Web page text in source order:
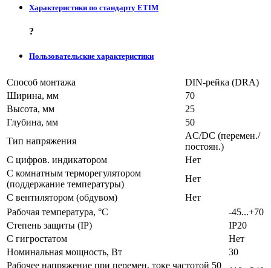
Характеристики по стандарту ETIM
?
Пользовательские характеристики
Способ монтажа
DIN-рейка (DRA)
Ширина, мм
70
Высота, мм
25
Глубина, мм
50
Тип напряжения
AC/DC (перемен./
постоян.)
С цифров. индикатором
Нет
С комнатным терморегулятором
(поддержание температуры)
Нет
С вентилятором (обдувом)
Нет
Рабочая температура, °C
-45...+70
Степень защиты (IP)
IP20
С гигростатом
Нет
Номинальная мощность, Вт
30
Рабочее напряжение при перемен. токе частотой 50